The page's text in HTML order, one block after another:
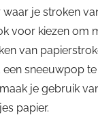
waar je stroken
voor kiezen om
van
sneeuwpop te
je gebruik
papier.